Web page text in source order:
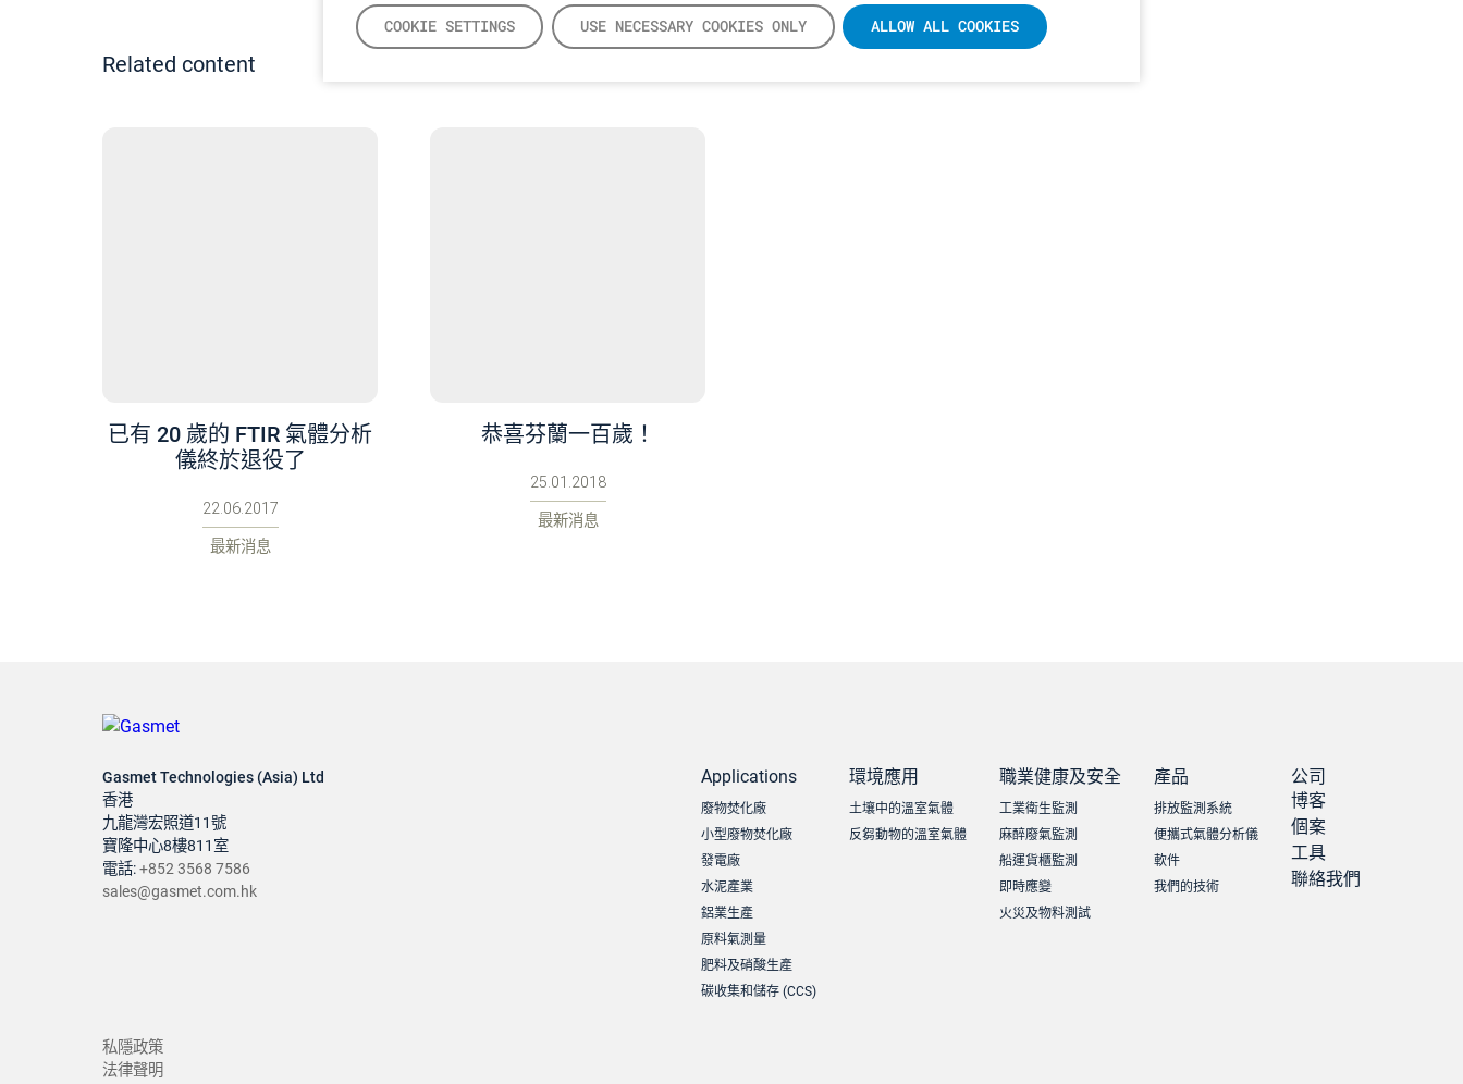
COOKIE SETTINGS USE NECESSARY COOKIES ONLY ALLOW ALL COOKIES
Related content
已有 20 歲的 FTIR 氣體分析
儀終於退役了
22.06.2017
最新消息
恭喜芬蘭一百歲！
25.01.2018
最新消息
Gasmet Technologies (Asia) Ltd
香港
九龍灣宏照道11號
寶隆中心8樓811室
電話:+852 3568 7586
sales@gasmet.com.hk
Applications
廢物焚化廠
小型廢物焚化廠
發電廠
水泥產業
鋁業生產
原料氣測量
肥料及硝酸生產
碳收集和儲存 (CCS)
環境應用
土壤中的溫室氣體
反芻動物的溫室氣體
職業健康及安全
工業衛生監測
麻醉廢氣監測
船運貨櫃監測
即時應變
火災及物料測試
產品
排放監測系統
便攜式氣體分析儀
軟件
我們的技術
公司
博客
個案
工具
聯絡我們
私隱政策
法律聲明